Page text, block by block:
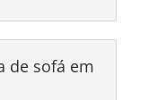
de sofá em